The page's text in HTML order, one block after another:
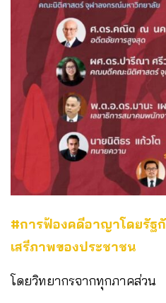
#การฟ้องคดีอาญาโดยรัฐ
เสรีภาพของประชาชน
โดยวิทยากรจากทุกภาคส่วน